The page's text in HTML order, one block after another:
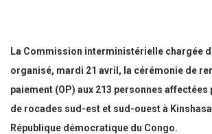
La Commission interministérielle chargée
organisé, mardi 21 avril, la cérémonie de
paiement (OP) aux 213 personnes
de rocades sud-est et sud-ouest à
République démocratique du Congo.